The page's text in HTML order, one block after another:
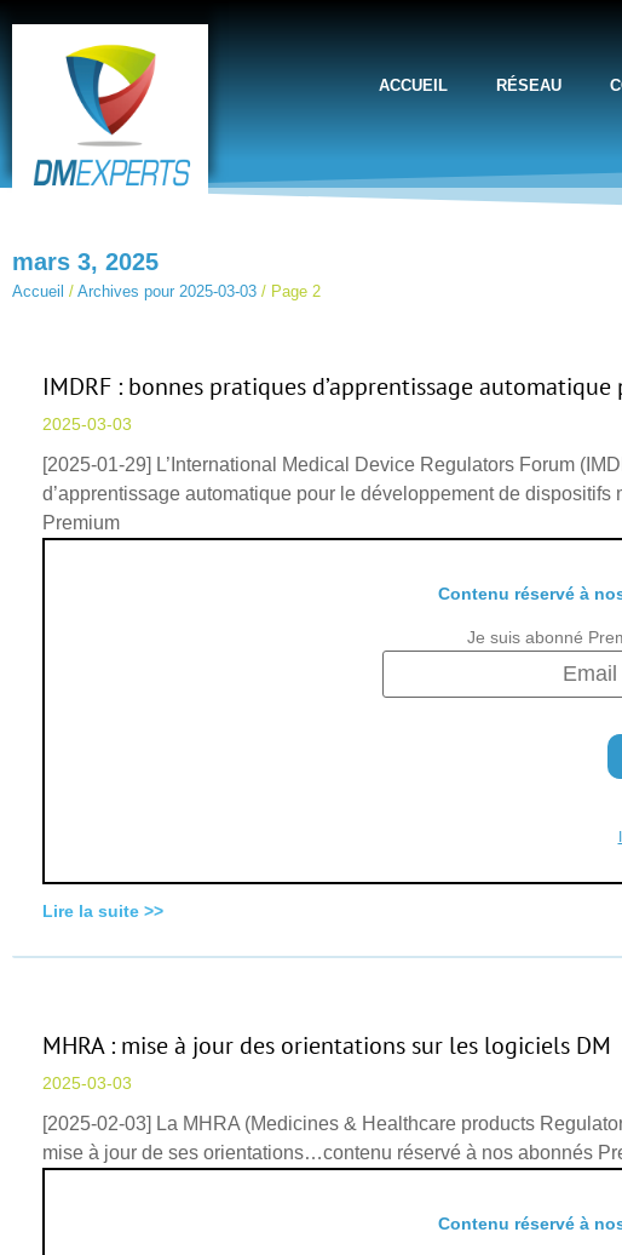
ACCUEIL RÉSEAU
mars 3, 2025
Accueil / Archives pour 2025-03-03 / Page 2
IMDRF : bonnes pratiques d’apprentissage
2025-03-03
[2025-01-29] L’International Medical Device Regulators Forum
d’apprentissage automatique pour le développement de
Premium
Contenu réservé à
Je suis abonné
Lire la suite >>
MHRA : mise à jour des orientations sur les logiciels DM
2025-03-03
[2025-02-03] La MHRA (Medicines & Healthcare products
mise à jour de ses orientations…contenu réservé à nos abonnés
Contenu réservé à